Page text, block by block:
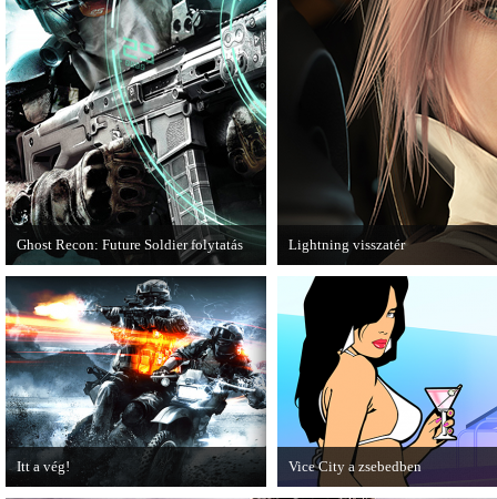
Ghost Recon: Future Soldier folytatás
Több jel is utal arra, hogy készülőben
van a Ghost Recon: Future Soldier
következő epizódja.
Lightning visszatér
Megjött a Lightning Returns:
Itt a vég! Vice City a zsebedben